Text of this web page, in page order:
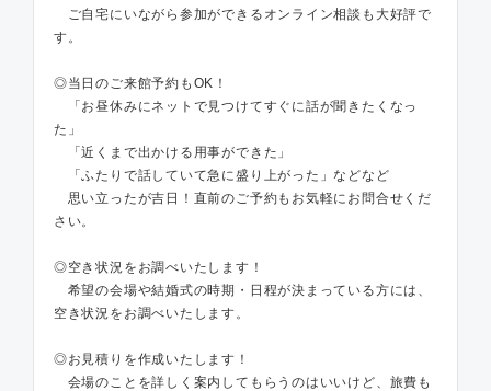
ご自宅にいながら参加ができるオンライン相談も大好評で
す。
◎当日のご来館予約もOK！
「お昼休みにネットで見つけてすぐに話が聞きたくなっ
た」
「近くまで出かける用事ができた」
「ふたりで話していて急に盛り上がった」などなど
思い立ったが吉日！直前のご予約もお気軽にお問合せくだ
さい。
◎空き状況をお調べいたします！
希望の会場や結婚式の時期・日程が決まっている方には、
空き状況をお調べいたします。
◎お見積りを作成いたします！
会場のことを詳しく案内してもらうのはいいけど、旅費も